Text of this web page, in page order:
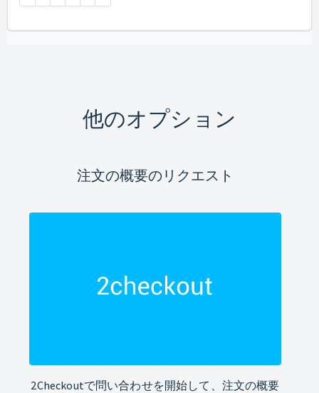
他のオプション
注文の概要のリクエスト
2Checkoutで問い合わせを開始して、注文の概要